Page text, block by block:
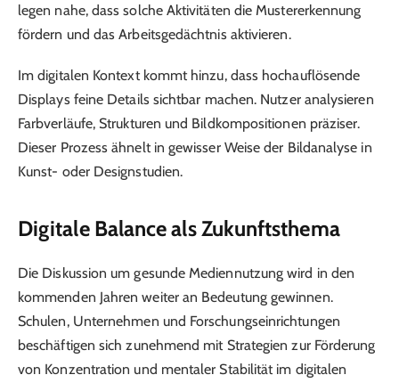
legen nahe, dass solche Aktivitäten die Mustererkennung
fördern und das Arbeitsgedächtnis aktivieren.
Im digitalen Kontext kommt hinzu, dass hochauflösende
Displays feine Details sichtbar machen. Nutzer analysieren
Farbverläufe, Strukturen und Bildkompositionen präziser.
Dieser Prozess ähnelt in gewisser Weise der Bildanalyse in
Kunst- oder Designstudien.
Digitale Balance als Zukunftsthema
Die Diskussion um gesunde Mediennutzung wird in den
kommenden Jahren weiter an Bedeutung gewinnen.
Schulen, Unternehmen und Forschungseinrichtungen
beschäftigen sich zunehmend mit Strategien zur Förderung
von Konzentration und mentaler Stabilität im digitalen